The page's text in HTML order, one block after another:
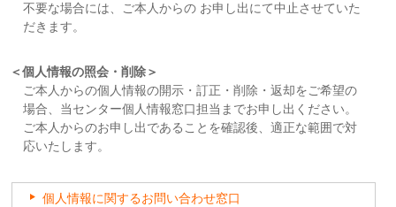
不要な場合には、ご本人からの お申し出にて中止させていた
だきます。
＜個人情報の照会・削除＞
ご本人からの個人情報の開示・訂正・削除・返却をご希望の
場合、当センター個人情報窓口担当までお申し出ください。
ご本人からのお申し出であることを確認後、適正な範囲で対
応いたします。
個人情報に関するお問い合わせ窓口